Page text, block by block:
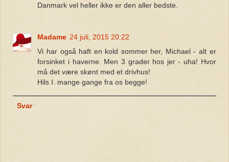
Danmark vel heller ikke er den aller bedste.
Madame 24 juli, 2015 20:22
Vi har også haft en kold sommer her, Michael - alt er
forsinket i haverne. Men 3 grader hos jer - uha! Hvor
må det være skønt med et drivhus!
Hils I. mange gange fra os begge!
Svar